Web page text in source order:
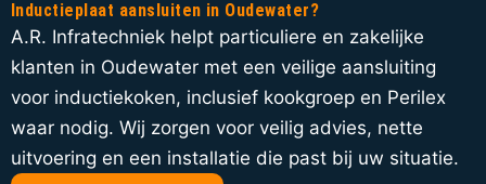
Inductieplaat aansluiten in Oudewater?
A.R. Infratechniek helpt particuliere en zakelijke
klanten in Oudewater met een veilige aansluiting
voor inductiekoken, inclusief kookgroep en Perilex
waar nodig. Wij zorgen voor veilig advies, nette
uitvoering en een installatie die past bij uw situatie.